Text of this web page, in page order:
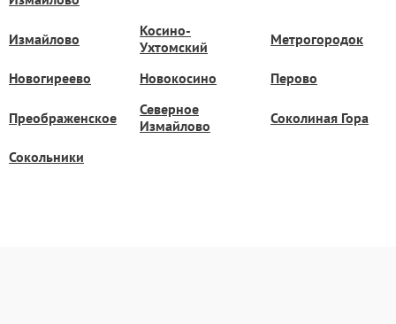
Измайлово
Косино-
Ухтомский
Метрогородок
Новогиреево Новокосино Перово
Преображенское
Северное
Измайлово
Соколиная Гора
Сокольники